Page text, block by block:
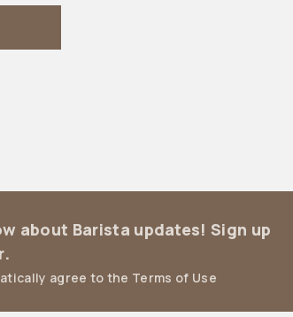
about Barista updates! Sign up
agree to the Terms of Use